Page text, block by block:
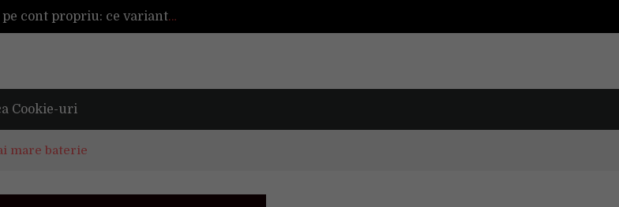
Înființarea unei afaceri cu ajutor specializat sau pe cont propriu: ce variantă este mai avantajoasă?
De ce reapar mirosurile din canapea după curățare? Ce se întâmplă, de fapt, în tapițerie
Tot ce trebuie sa stii inainte de Summer Well 2026. Ghidul complet pentru editia aniversara de 15 ani
Cookie-uri
mare baterie